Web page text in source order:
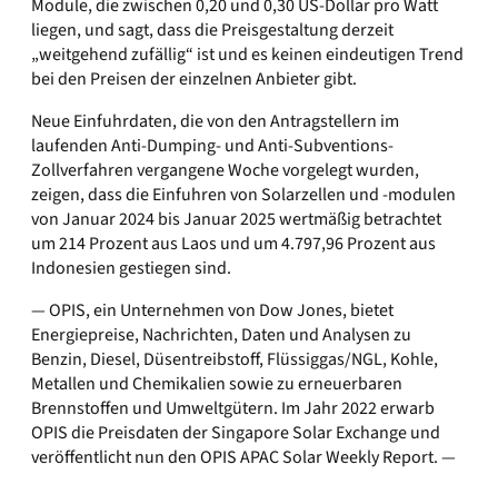
Module, die zwischen 0,20 und 0,30 US-Dollar pro Watt
liegen, und sagt, dass die Preisgestaltung derzeit
„weitgehend zufällig“ ist und es keinen eindeutigen Trend
bei den Preisen der einzelnen Anbieter gibt.
Neue Einfuhrdaten, die von den Antragstellern im
laufenden Anti-Dumping- und Anti-Subventions-
Zollverfahren vergangene Woche vorgelegt wurden,
zeigen, dass die Einfuhren von Solarzellen und -modulen
von Januar 2024 bis Januar 2025 wertmäßig betrachtet
um 214 Prozent aus Laos und um 4.797,96 Prozent aus
Indonesien gestiegen sind.
— OPIS, ein Unternehmen von Dow Jones, bietet
Energiepreise, Nachrichten, Daten und Analysen zu
Benzin, Diesel, Düsentreibstoff, Flüssiggas/NGL, Kohle,
Metallen und Chemikalien sowie zu erneuerbaren
Brennstoffen und Umweltgütern. Im Jahr 2022 erwarb
OPIS die Preisdaten der Singapore Solar Exchange und
veröffentlicht nun den OPIS APAC Solar Weekly Report. —